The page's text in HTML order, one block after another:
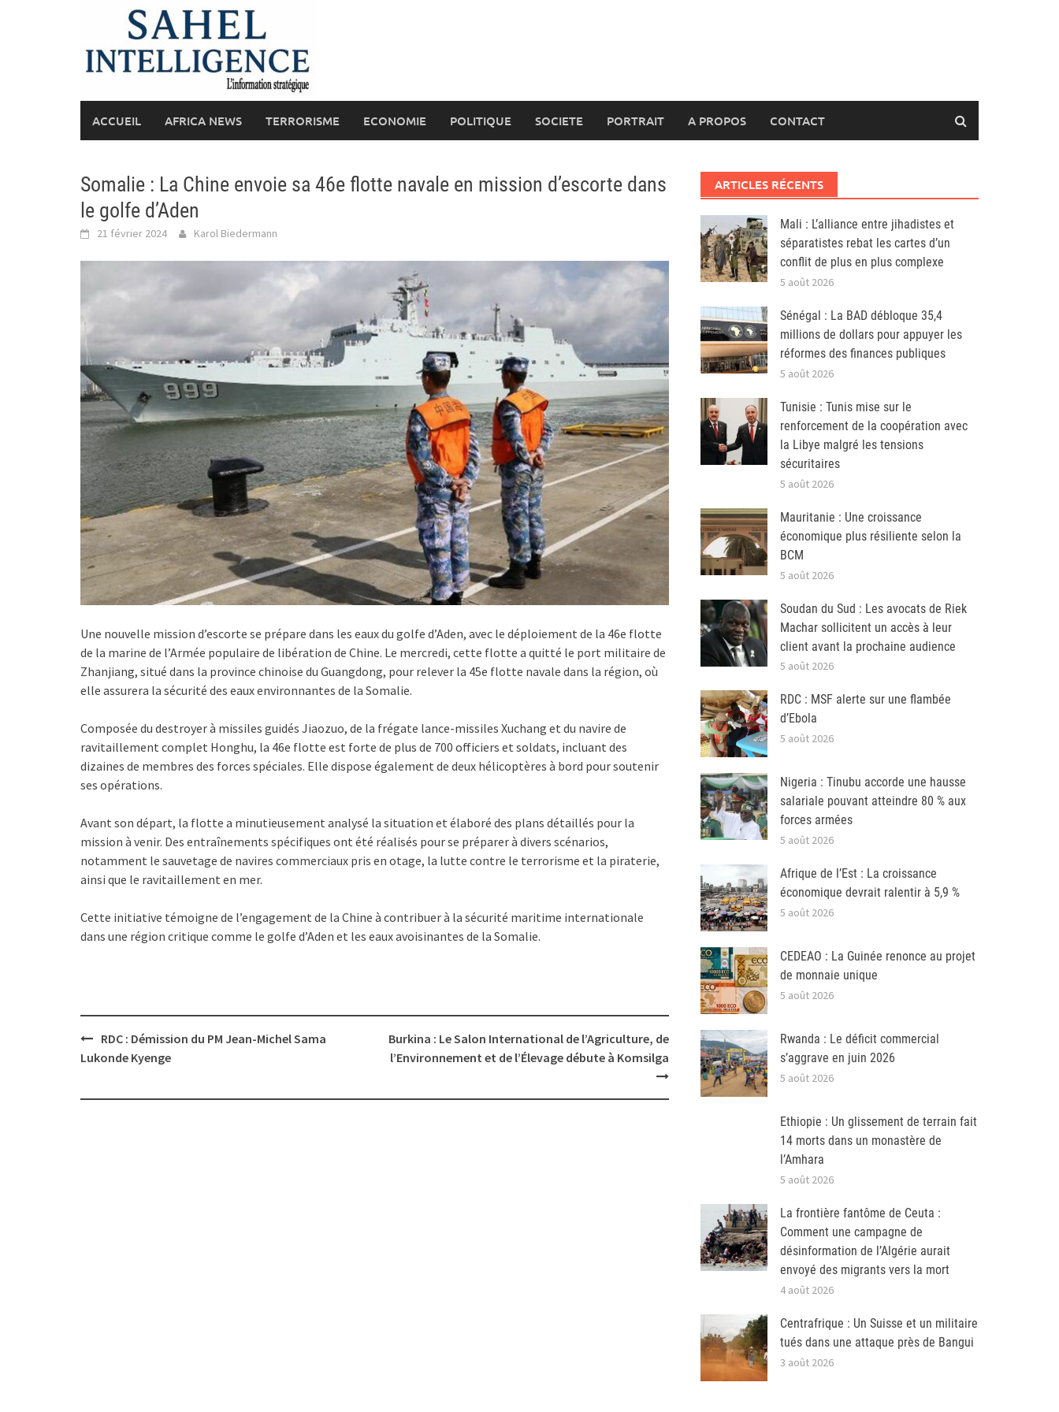
ACCUEIL AFRICA NEWS TERRORISME ECONOMIE POLITIQUE SOCIETE PORTRAIT A PROPOS CONTACT
Somalie : La Chine envoie sa 46e flotte navale en mission d’escorte dans
le golfe d’Aden
21 février 2024 Karol Biedermann
Une nouvelle mission d’escorte se prépare dans les eaux du golfe d’Aden, avec le déploiement de la 46e flotte
de la marine de l’Armée populaire de libération de Chine. Le mercredi, cette flotte a quitté le port militaire de
Zhanjiang, situé dans la province chinoise du Guangdong, pour relever la 45e flotte navale dans la région, où
elle assurera la sécurité des eaux environnantes de la Somalie.
Composée du destroyer à missiles guidés Jiaozuo, de la frégate lance-missiles Xuchang et du navire de
ravitaillement complet Honghu, la 46e flotte est forte de plus de 700 officiers et soldats, incluant des
dizaines de membres des forces spéciales. Elle dispose également de deux hélicoptères à bord pour soutenir
ses opérations.
Avant son départ, la flotte a minutieusement analysé la situation et élaboré des plans détaillés pour la
mission à venir. Des entraînements spécifiques ont été réalisés pour se préparer à divers scénarios,
notamment le sauvetage de navires commerciaux pris en otage, la lutte contre le terrorisme et la piraterie,
ainsi que le ravitaillement en mer.
Cette initiative témoigne de l’engagement de la Chine à contribuer à la sécurité maritime internationale
dans une région critique comme le golfe d’Aden et les eaux avoisinantes de la Somalie.
Post
navigation
RDC : Démission du PM Jean-Michel Sama
Lukonde Kyenge
Burkina : Le Salon International de l’Agriculture, de
l’Environnement et de l’Élevage débute à Komsilga
ARTICLES RÉCENTS
Mali : L’alliance entre jihadistes et
séparatistes rebat les cartes d’un
conflit de plus en plus complexe
5 août 2026
Sénégal : La BAD débloque 35,4
millions de dollars pour appuyer les
réformes des finances publiques
5 août 2026
Tunisie : Tunis mise sur le
renforcement de la coopération avec
la Libye malgré les tensions
sécuritaires
5 août 2026
Mauritanie : Une croissance
économique plus résiliente selon la
BCM
5 août 2026
Soudan du Sud : Les avocats de Riek
Machar sollicitent un accès à leur
client avant la prochaine audience
5 août 2026
RDC : MSF alerte sur une flambée
d’Ebola
5 août 2026
Nigeria : Tinubu accorde une hausse
salariale pouvant atteindre 80 % aux
forces armées
5 août 2026
Afrique de l’Est : La croissance
économique devrait ralentir à 5,9 %
5 août 2026
CEDEAO : La Guinée renonce au projet
de monnaie unique
5 août 2026
Rwanda : Le déficit commercial
s’aggrave en juin 2026
5 août 2026
Ethiopie : Un glissement de terrain fait
14 morts dans un monastère de
l’Amhara
5 août 2026
La frontière fantôme de Ceuta :
Comment une campagne de
désinformation de l’Algérie aurait
envoyé des migrants vers la mort
4 août 2026
Centrafrique : Un Suisse et un militaire
tués dans une attaque près de Bangui
3 août 2026